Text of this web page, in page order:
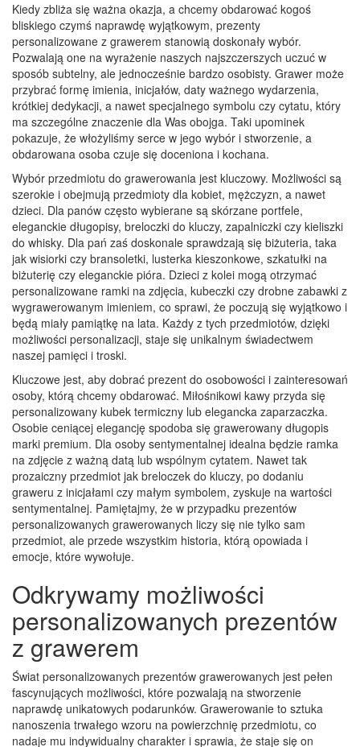
Kiedy zbliża się ważna okazja, a chcemy obdarować kogoś
bliskiego czymś naprawdę wyjątkowym, prezenty
personalizowane z grawerem stanowią doskonały wybór.
Pozwalają one na wyrażenie naszych najszczerszych uczuć w
sposób subtelny, ale jednocześnie bardzo osobisty. Grawer może
przybrać formę imienia, inicjałów, daty ważnego wydarzenia,
krótkiej dedykacji, a nawet specjalnego symbolu czy cytatu, który
ma szczególne znaczenie dla Was obojga. Taki upominek
pokazuje, że włożyliśmy serce w jego wybór i stworzenie, a
obdarowana osoba czuje się doceniona i kochana.
Wybór przedmiotu do grawerowania jest kluczowy. Możliwości są
szerokie i obejmują przedmioty dla kobiet, mężczyzn, a nawet
dzieci. Dla panów często wybierane są skórzane portfele,
eleganckie długopisy, breloczki do kluczy, zapalniczki czy kieliszki
do whisky. Dla pań zaś doskonale sprawdzają się biżuteria, taka
jak wisiorki czy bransoletki, lusterka kieszonkowe, szkatułki na
biżuterię czy eleganckie pióra. Dzieci z kolei mogą otrzymać
personalizowane ramki na zdjęcia, kubeczki czy drobne zabawki z
wygrawerowanym imieniem, co sprawi, że poczują się wyjątkowo i
będą miały pamiątkę na lata. Każdy z tych przedmiotów, dzięki
możliwości personalizacji, staje się unikalnym świadectwem
naszej pamięci i troski.
Kluczowe jest, aby dobrać prezent do osobowości i zainteresowań
osoby, którą chcemy obdarować. Miłośnikowi kawy przyda się
personalizowany kubek termiczny lub elegancka zaparzaczka.
Osobie ceniącej elegancję spodoba się grawerowany długopis
marki premium. Dla osoby sentymentalnej idealna będzie ramka
na zdjęcie z ważną datą lub wspólnym cytatem. Nawet tak
prozaiczny przedmiot jak breloczek do kluczy, po dodaniu
graweru z inicjałami czy małym symbolem, zyskuje na wartości
sentymentalnej. Pamiętajmy, że w przypadku prezentów
personalizowanych grawerowanych liczy się nie tylko sam
przedmiot, ale przede wszystkim historia, którą opowiada i
emocje, które wywołuje.
Odkrywamy możliwości
personalizowanych prezentów
z grawerem
Świat personalizowanych prezentów grawerowanych jest pełen
fascynujących możliwości, które pozwalają na stworzenie
naprawdę unikatowych podarunków. Grawerowanie to sztuka
nanoszenia trwałego wzoru na powierzchnię przedmiotu, co
nadaje mu indywidualny charakter i sprawia, że staje się on